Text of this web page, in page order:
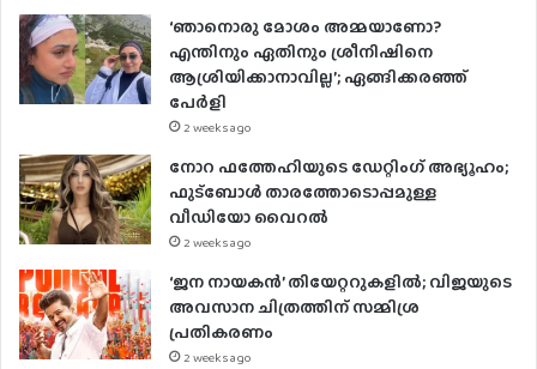
‘ഞാനൊരു മോശം അമ്മയാണോ?
എന്തിനും ഏതിനും ശ്രീനിഷിനെ
ആശ്രിയിക്കാനാവില്ല’; ഏങ്ങിക്കരഞ്ഞ്
പേർളി
2 weeks ago
നോറ ഫത്തേഹിയുടെ ഡേറ്റിംഗ് അഭ്യൂഹം;
ഫുട്ബോൾ താരത്തോടൊപ്പമുള്ള
വീഡിയോ വൈറൽ
2 weeks ago
‘ജന നായകൻ’ തിയേറ്ററുകളിൽ; വിജയുടെ
അവസാന ചിത്രത്തിന് സമ്മിശ്ര
പ്രതികരണം
2 weeks ago